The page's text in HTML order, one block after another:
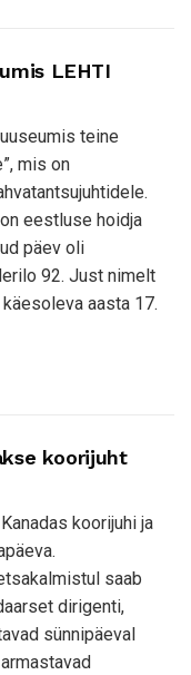
LEHTI
teine
mis on
eestluse hoidja
päev oli
92. Just nimelt
aasta 17.
koorijuht
koorijuhi ja
saab
dirigenti,
sünnipäeval